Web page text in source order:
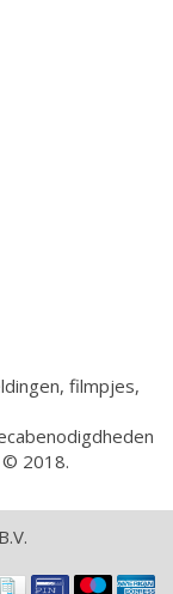
filmpjes,
© 2018.